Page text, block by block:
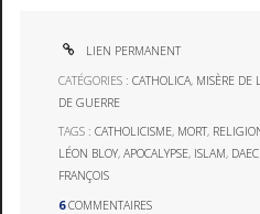
LIEN PERMANENT
CATÉGORIES :CATHOLICA, MISÈRE DE
DE GUERRE
TAGS :CATHOLICISME, MORT,
LÉON BLOY,APOCALYPSE, ISLAM,
FRANÇOIS
6 COMMENTAIRES